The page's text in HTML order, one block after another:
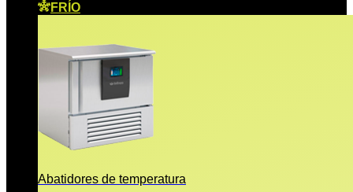
FRÍO
Abatidores de temperatura